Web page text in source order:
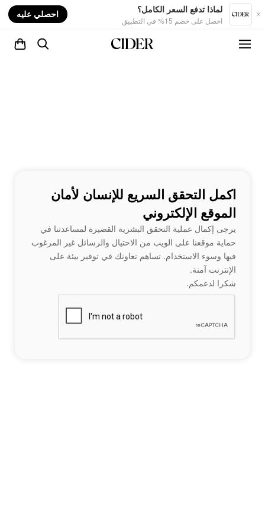
لماذا تدفع السعر الكامل؟
احصل على خصم 15% في التطبيق
احصلي عليه
اكمل التحقق السريع للإنسان لأمان
الموقع الإلكتروني
يرجى إكمال عملية التحقق البشرية القصيرة لمساعدتنا في
حماية موقعنا على الويب من الاحتيال والرسائل غير المرغوب
فيها وسوء الاستخدام. تساهم تعاونك في توفير بيئة على
الإنترنت آمنة.
شكرا لدعمكم.